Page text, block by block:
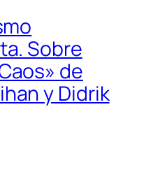
Sobre
de
y Didrik